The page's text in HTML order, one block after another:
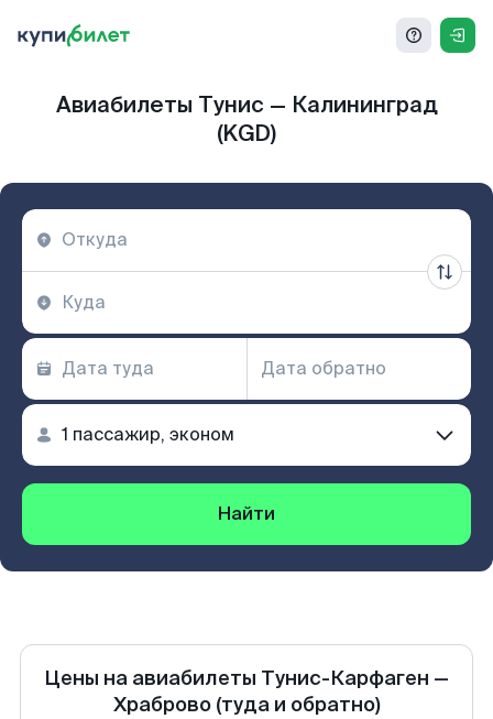
Авиабилеты Тунис — Калининград
(KGD)
Найти
Цены на авиабилеты Тунис-Карфаген —
Храброво (туда и обратно)